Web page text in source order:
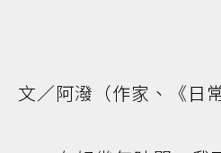
文／阿潑（作家、《日